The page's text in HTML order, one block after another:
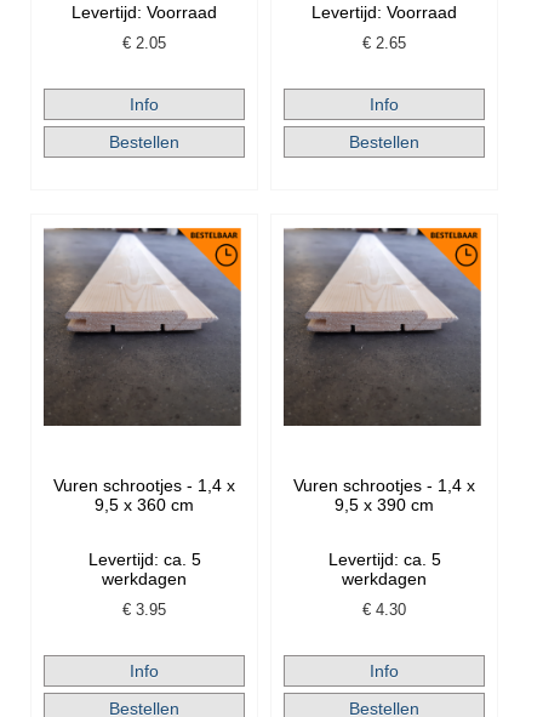
Levertijd: Voorraad
€2.05
Levertijd: Voorraad
€2.65
Vuren schrootjes - 1,4 x
9,5 x 360 cm
Levertijd: ca. 5
werkdagen
€3.95
Vuren schrootjes - 1,4 x
9,5 x 390 cm
Levertijd: ca. 5
werkdagen
€4.30